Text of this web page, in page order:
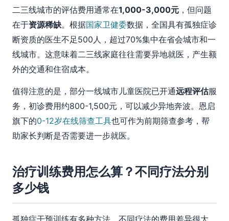
二三线城市的评估费用通常在1,000-3,000元 ，但问题
在于资源稀缺。根据国家卫健委数据，全国具有孤独症诊
断资质的医生不足500人，超过70%集中在省会城市和一
线城市。这意味着二三线家庭往往需要异地就医，产生额
外的交通和住宿成本。
值得注意的是，部分一线城市儿童医院已开通远程评估服
务，初诊费用约800-1,500元，可以减少异地奔波。恩启
旗下的0-12岁在线筛查工具也可作为前期筛查参考，帮
助家长判断是否需要进一步就医。
治疗训练费用怎么算？不同疗法分别
多少钱
孤独症干预训练有多种方法，不同疗法的费用差异很大。